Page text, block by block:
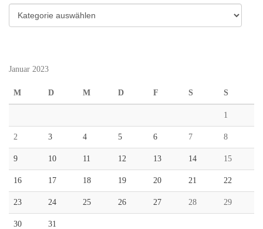
Kategorien
Januar 2023
M D M D F S S
1
2 3 4 5 6 7 8
9 10 11 12 13 14 15
16 17 18 19 20 21 22
23 24 25 26 27 28 29
30 31